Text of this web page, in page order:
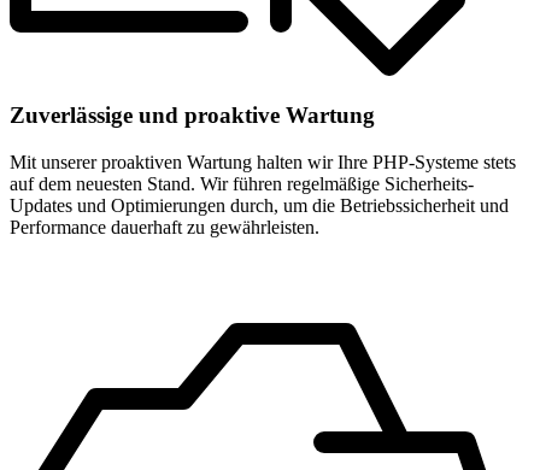
Zuverlässige und proaktive Wartung
Mit unserer proaktiven Wartung halten wir Ihre PHP-Systeme stets
auf dem neuesten Stand. Wir führen regelmäßige Sicherheits-
Updates und Optimierungen durch, um die Betriebssicherheit und
Performance dauerhaft zu gewährleisten.